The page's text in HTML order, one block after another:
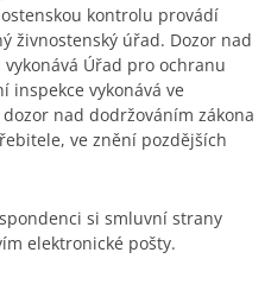
kontrolu provádí
živnostenský úřad. Dozor nad
Úřad pro ochranu
inspekce vykonává ve
nad dodržováním zákona
ve znění pozdějších
si smluvní strany
elektronické pošty.